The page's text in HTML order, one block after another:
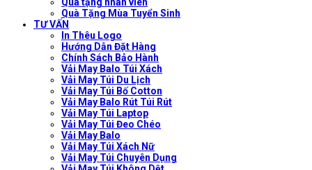
Quà tặng nhân viên
Quà Tặng Mùa Tuyển Sinh
TƯ VẤN
In Thêu Logo
Hướng Dẫn Đặt Hàng
Chính Sách Bảo Hành
Vải May Balo Túi Xách
Vải May Túi Du Lịch
Vải May Túi Bố Cotton
Vải May Balo Rút Túi Rút
Vải May Túi Laptop
Vải May Túi Đeo Chéo
Vải May Balo
Vải May Túi Xách Nữ
Vải May Túi Chuyên Dụng